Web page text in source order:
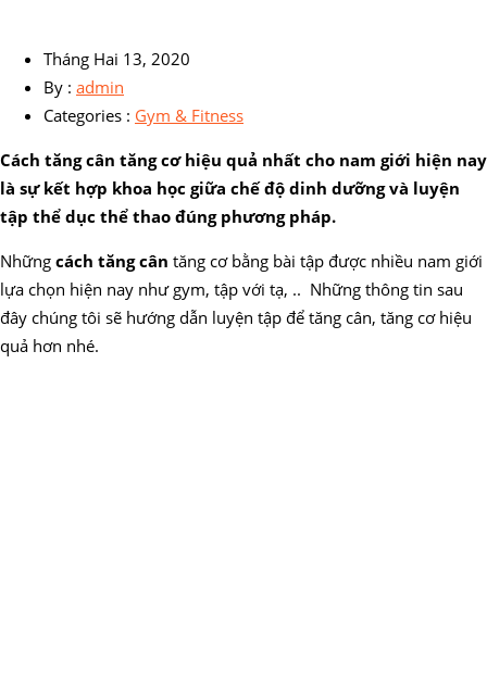
Tháng Hai 13, 2020
By : admin
Categories : Gym & Fitness
Cách tăng cân tăng cơ hiệu quả nhất cho nam giới hiện nay
là sự kết hợp khoa học giữa chế độ dinh dưỡng và luyện
tập thể dục thể thao đúng phương pháp.
Những cách tăng cân tăng cơ bằng bài tập được nhiều nam giới
lựa chọn hiện nay như gym, tập với tạ, .. Những thông tin sau
đây chúng tôi sẽ hướng dẫn luyện tập để tăng cân, tăng cơ hiệu
quả hơn nhé.